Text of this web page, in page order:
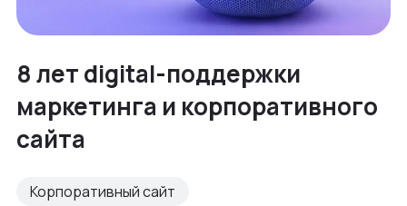
8 лет digital-поддержки
маркетинга и корпоративного
сайта
Корпоративный сайт